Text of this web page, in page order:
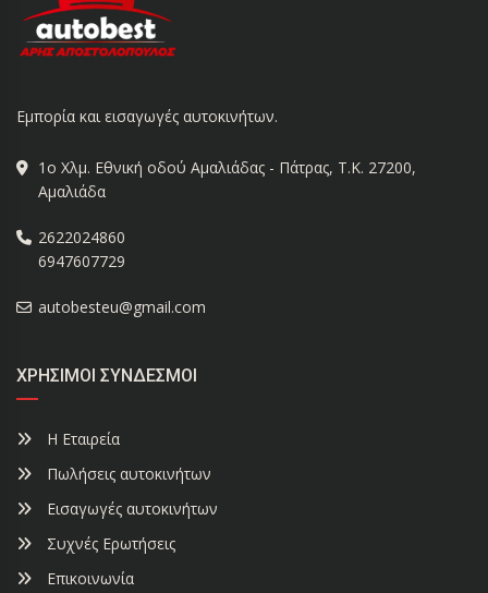
Εμπορία και εισαγωγές αυτοκινήτων.
1ο Χλμ. Εθνική οδού Αμαλιάδας - Πάτρας, Τ.Κ. 27200,
Αμαλιάδα
2622024860
6947607729
autobesteu@gmail.com
ΧΡΉΣΙΜΟΙ ΣΎΝΔΕΣΜΟΙ
Η Εταιρεία
Πωλήσεις αυτοκινήτων
Εισαγωγές αυτοκινήτων
Συχνές Ερωτήσεις
Επικοινωνία